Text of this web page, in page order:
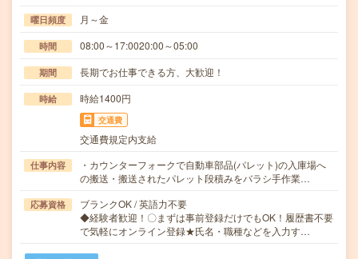
曜日頻度 月～金
時間 08:00～17:0020:00～05:00
期間 長期でお仕事できる方、大歓迎！
時給 時給1400円
交通費
交通費規定内支給
仕事内容
・カウンターフォークで自動車部品(パレット)の入庫場へ
の搬送・搬送されたパレット段積みをバラシ手作業…
応募資格
ブランクOK / 英語力不要
◆経験者歓迎！〇まずは事前登録だけでもOK！履歴書不要
で気軽にオンライン登録★氏名・職種などを入力す…